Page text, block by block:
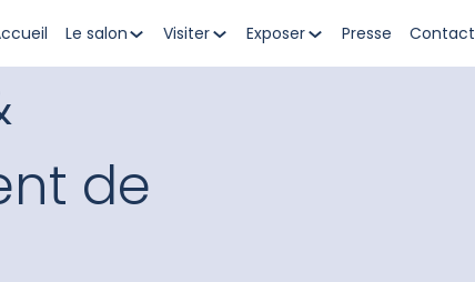
Le salon Visiter Exposer Presse Contact
de